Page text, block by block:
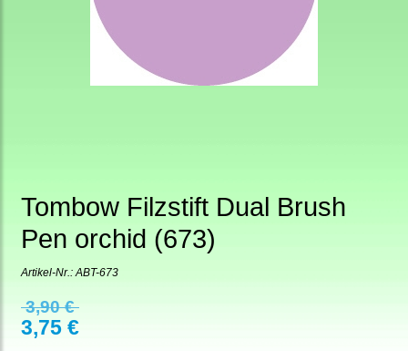
Tombow Filzstift Dual Brush
Pen orchid (673)
Artikel-Nr.: ABT-673
3,90 €
3,75 €